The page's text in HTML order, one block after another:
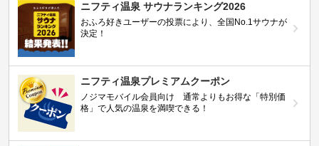
ニフティ温泉 サウナランキング2026
おふろ好きユーザーの投票により、全国No.1サウナが
決定！
ニフティ温泉プレミアムクーポン
ノジマモバイル会員向け 通常よりもお得な「特別価
格」で人気の温泉を満喫できる！